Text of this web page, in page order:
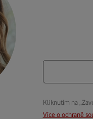
Kliknutím na
Více o ochraně